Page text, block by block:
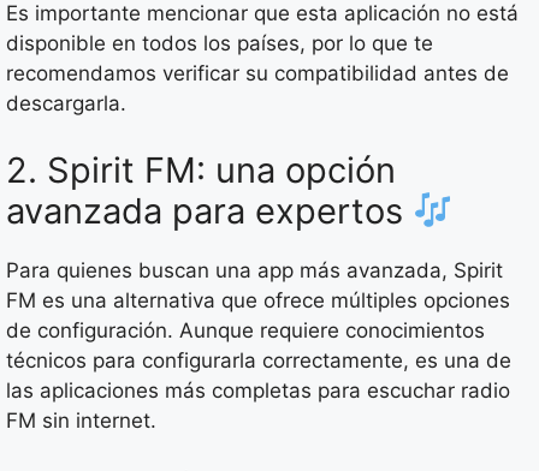
Es importante mencionar que esta aplicación no está
disponible en todos los países, por lo que te
recomendamos verificar su compatibilidad antes de
descargarla.
2. Spirit FM: una opción
avanzada para expertos
Para quienes buscan una app más avanzada, Spirit
FM es una alternativa que ofrece múltiples opciones
de configuración. Aunque requiere conocimientos
técnicos para configurarla correctamente, es una de
las aplicaciones más completas para escuchar radio
FM sin internet.